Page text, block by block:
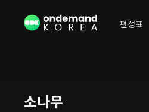
편성표
소나무